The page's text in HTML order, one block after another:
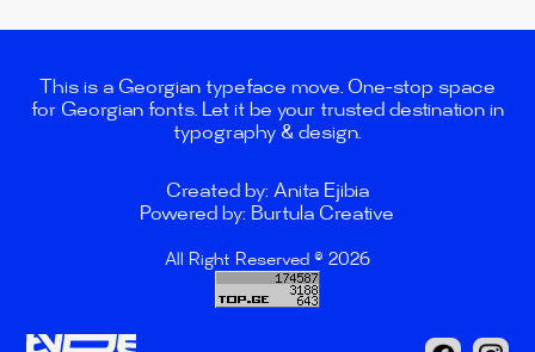
This is a Georgian typeface move. One-stop space
for Georgian fonts. Let it be your trusted destination in
typography & design.
Created by: Anita Ejibia
Powered by: Burtula Creative
All Right Reserved © 2026